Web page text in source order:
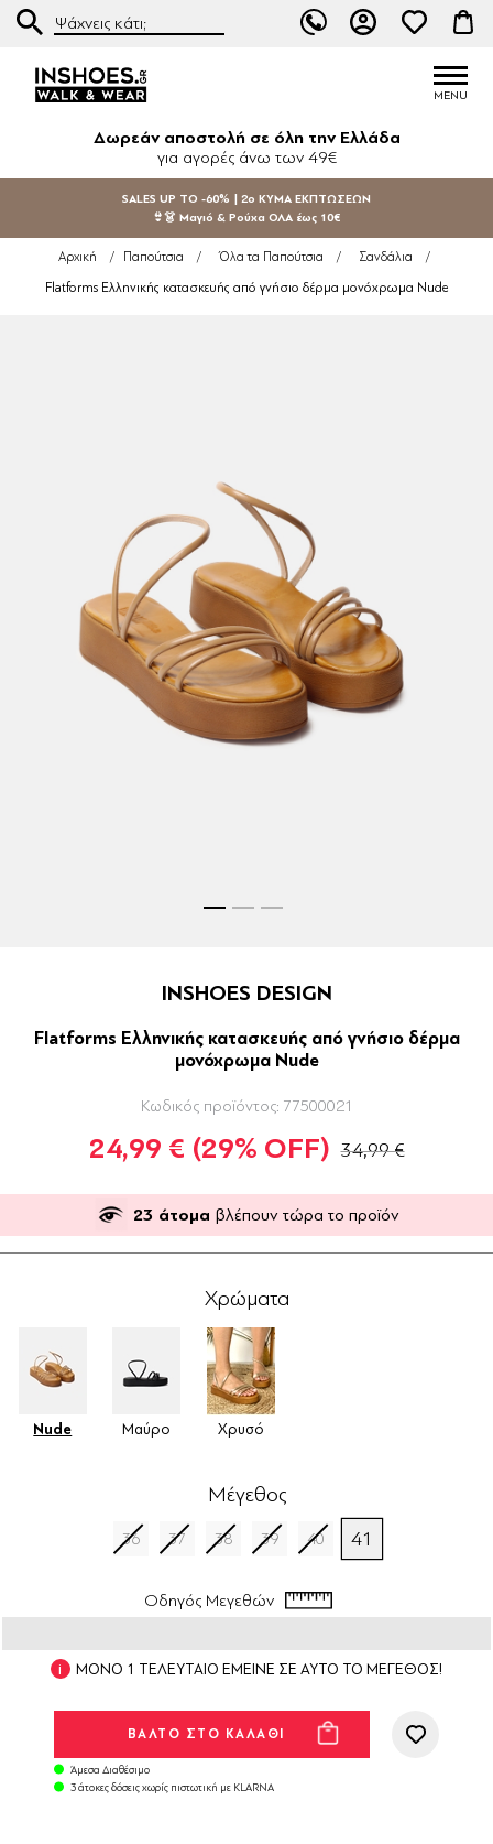
Δωρεάν αποστολή σε όλη την Ελλάδα
για αγορές άνω των 49€
SALES UP TO -60% | 2ο ΚΥΜΑ ΕΚΠΤΩΣΕΩΝ
👙👗 Μαγιό & Ρούχα ΟΛΑ έως 10€
Αρχική / Παπούτσια / Όλα τα Παπούτσια / Σανδάλια /
Flatforms Ελληνικής κατασκευής από γνήσιο δέρμα μονόχρωμα Nude
INSHOES DESIGN
Flatforms Ελληνικής κατασκευής από γνήσιο δέρμα
μονόχρωμα Nude
Κωδικός προϊόντος: 77500021
24,99 € (29% OFF) 34,99 €
23 άτομα βλέπουν τώρα το προϊόν
Χρώματα
Nude Μαύρο Χρυσό
Μέγεθος
36 37 38 39 40 41
Οδηγός Μεγεθών
ΜΟΝΟ 1 ΤΕΛΕΥΤΑΙΟ ΕΜΕΙΝΕ ΣΕ ΑΥΤΟ ΤΟ ΜΕΓΕΘΟΣ!
Άμεσα Διαθέσιμο
3 άτοκες δόσεις χωρίς πιστωτική με KLARNA